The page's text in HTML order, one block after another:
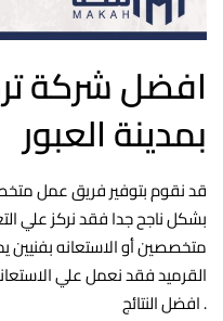
افضل شركة
بمدينة العبور
قد نقوم بتوفير فريق عمل
بشكل ناجح جدا فقد نركز علي
متخصصين أو الاستعانه بفنيين
القرميد فقد نعمل علي
افضل النتائج .